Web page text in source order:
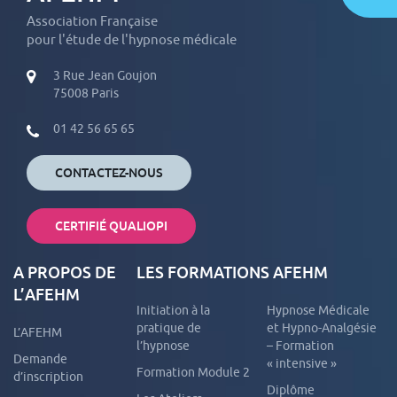
Association Française
pour l'étude de l'hypnose médicale
3 Rue Jean Goujon
75008 Paris
01 42 56 65 65
CONTACTEZ-NOUS
CERTIFIÉ QUALIOPI
A PROPOS DE
L’AFEHM
L’AFEHM
Demande
d’inscription
LES FORMATIONS AFEHM
Initiation à la
pratique de
l’hypnose
Formation Module 2
Hypnose Médicale
et Hypno-Analgésie
– Formation
« intensive »
Diplôme